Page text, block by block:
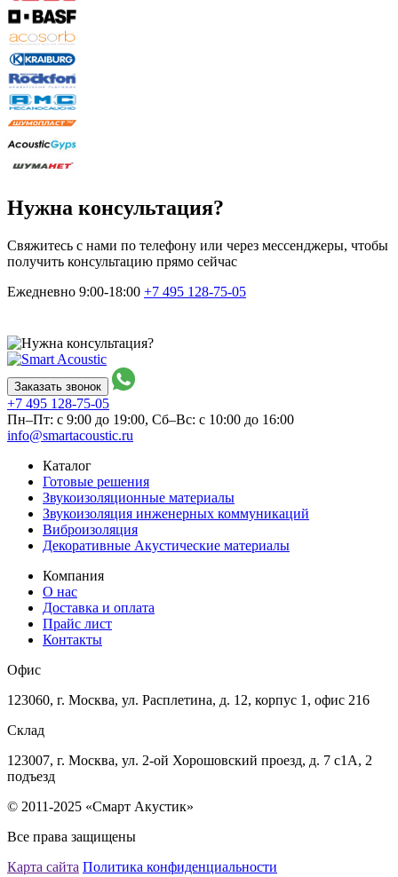
Нужна консультация?
Свяжитесь с нами по телефону или через мессенджеры, чтобы
получить консультацию прямо сейчас
Ежедневно 9:00-18:00 +7 495 128-75-05
Заказать звонок
+7 495 128-75-05
Пн–Пт: с 9:00 до 19:00, Сб–Вс: с 10:00 до 16:00
info@smartacoustic.ru
Каталог
Готовые решения
Звукоизоляционные материалы
Звукоизоляция инженерных коммуникаций
Виброизоляция
Декоративные Акустические материалы
Компания
О нас
Доставка и оплата
Прайс лист
Контакты
Офис
123060, г. Москва, ул. Расплетина, д. 12, корпус 1, офис 216
Склад
123007, г. Москва, ул. 2-ой Хорошовский проезд, д. 7 с1А, 2
подъезд
© 2011-2025 «Смарт Акустик»
Все права защищены
Карта сайта Политика конфиденциальности